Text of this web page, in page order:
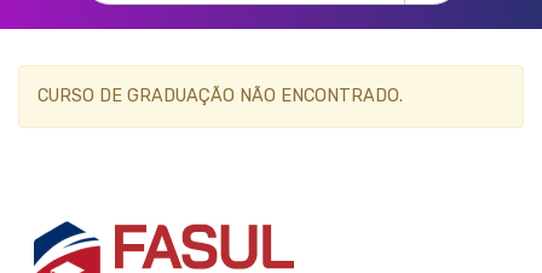
CURSO DE GRADUAÇÃO NÃO ENCONTRADO.